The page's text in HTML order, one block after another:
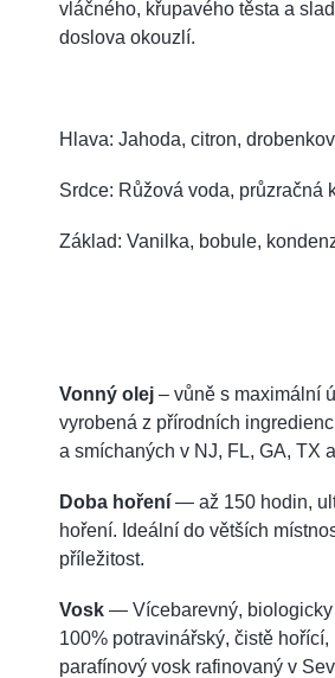
vláčného, křupavého těsta a
doslova okouzlí.
Hlava: Jahoda, citron,
Srdce: Růžová voda, průzračná
Základ: Vanilka, bobule,
Vonný olej – vůně s maximální
vyrobená z přírodních
a smíchaných v NJ, FL, GA, TX
Doba hoření — až 150 hodin,
hoření. Ideální do větších
příležitost.
Vosk — Vícebarevný, biologicky
100% potravinářský, čistě hořící,
parafínový vosk rafinovaný v